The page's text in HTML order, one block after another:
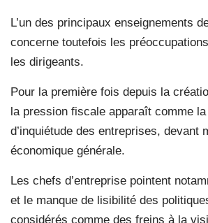
L’un des principaux enseignements
concerne toutefois les
les dirigeants.
Pour la première fois depuis la
la pression fiscale apparaît comme
d’inquiétude des entreprises, devant
économique générale.
Les chefs d’entreprise pointent
et le manque de lisibilité des
considérés comme des freins à la